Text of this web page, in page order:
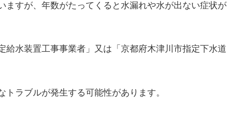
ますが、年数がたってくると水漏れや水が出ない症状が
給水装置工事事業者」又は「京都府木津川市指定下水道
ラブルが発生する可能性があります。